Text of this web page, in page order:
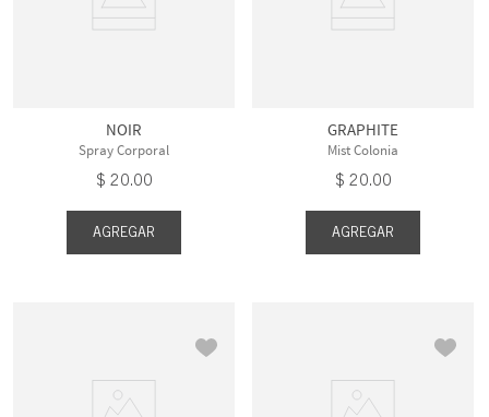
NOIR
Spray Corporal
$ 20.00
AGREGAR
GRAPHITE
Mist Colonia
$ 20.00
AGREGAR